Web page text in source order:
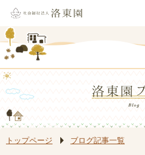
トップページ ブログ記事一覧